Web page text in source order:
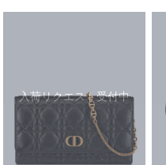
入荷リクエスト受付中